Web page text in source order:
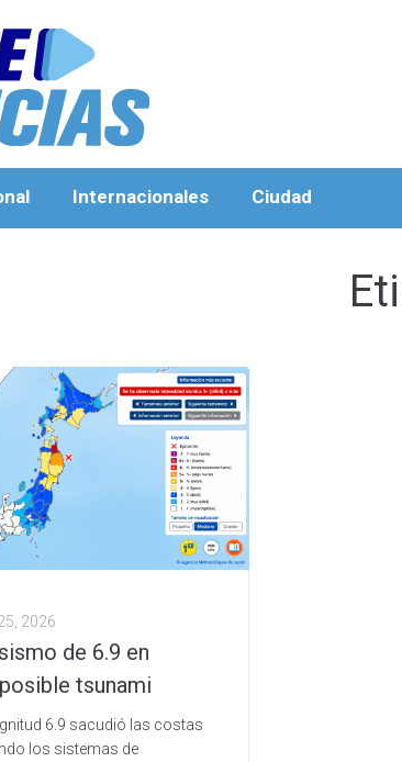
Internacionales Ciudad
2026
de 6.9 en
tsunami
6.9 sacudió las costas
los sistemas de